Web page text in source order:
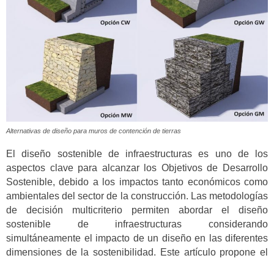
Alternativas de diseño para muros de contención de tierras
El diseño sostenible de infraestructuras es uno de los
aspectos clave para alcanzar los Objetivos de Desarrollo
Sostenible, debido a los impactos tanto económicos como
ambientales del sector de la construcción. Las metodologías
de decisión multicriterio permiten abordar el diseño
sostenible de infraestructuras considerando
simultáneamente el impacto de un diseño en las diferentes
dimensiones de la sostenibilidad. Este artículo propone el